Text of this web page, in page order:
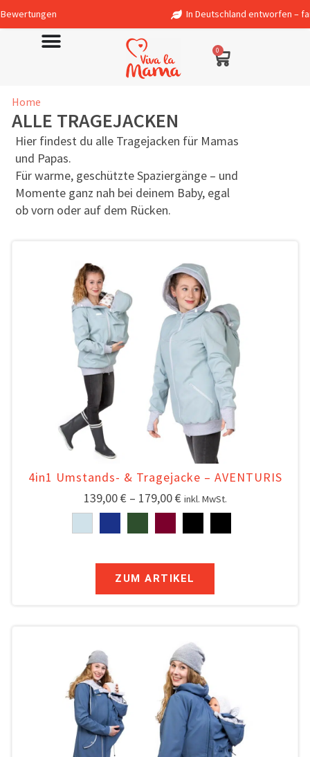
In Deutschland entworfen – fair in Europa produziert
0
Home
ALLE TRAGEJACKEN
Hier findest du alle Tragejacken für Mamas
und Papas.
Für warme, geschützte Spaziergänge – und
Momente ganz nah bei deinem Baby, egal
ob vorn oder auf dem Rücken.
4in1 Umstands- & Tragejacke – AVENTURIS
139,00€– 179,00€ inkl. MwSt.
ZUM ARTIKEL